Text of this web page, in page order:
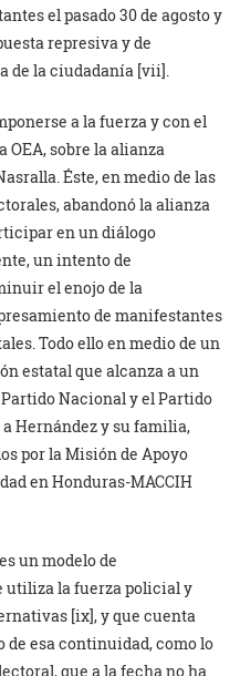
el pasado 30 de agosto y
represiva y de
de la ciudadanía [vii].
a la fuerza y con el
OEA, sobre la alianza
Éste, en medio de las
abandonó la alianza
en un diálogo
un intento de
el enojo de la
de manifestantes
Todo ello en medio de un
estatal que alcanza a un
Nacional y el Partido
Hernández y su familia,
por la Misión de Apoyo
en Honduras-MACCIH
un modelo de
utiliza la fuerza policial y
[ix], y que cuenta
esa continuidad, como lo
que a la fecha no ha